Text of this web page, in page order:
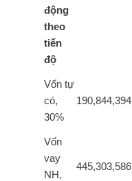
động
theo
tiến
độ
Vốn tự
có,
30%
190,844,394
Vốn
vay
NH,
445,303,586